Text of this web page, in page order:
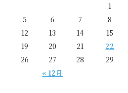
« 12月
1
5
6 7 8
12
13 14 15
19
20 21 22
26
27 28 29